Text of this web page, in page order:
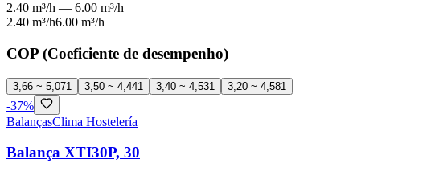
2.40 m³/h — 6.00 m³/h
2.40 m³/h6.00 m³/h
COP (Coeficiente de desempenho)
3,66 ~ 5,071 3,50 ~ 4,441 3,40 ~ 4,531 3,20 ~ 4,581
-37%
BalançasClima Hostelería
Balança XTI30P, 30